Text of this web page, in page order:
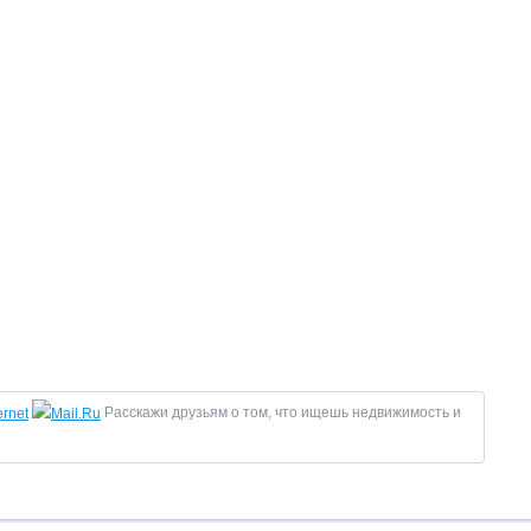
Расскажи друзьям о том, что ищешь недвижимость и